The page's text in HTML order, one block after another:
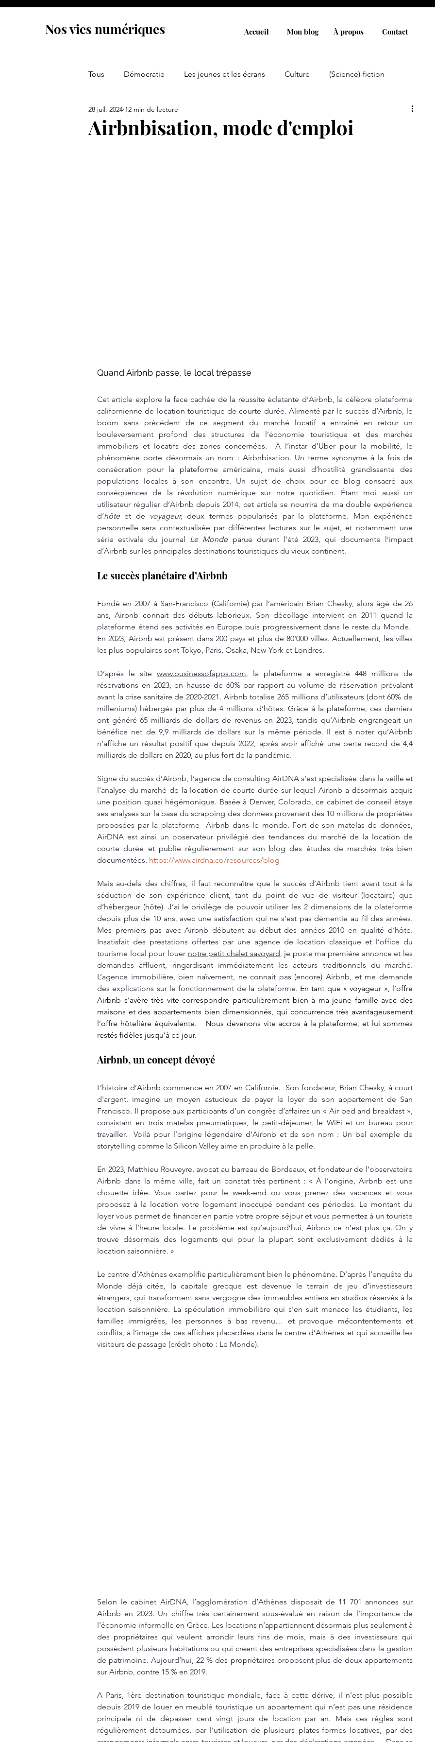
Nos vies numériques Accueil Mon blog À propos Contact
Tous Démocratie Les jeunes et les écrans Culture (Science)-fiction
Economie Psychologie
Airbnbisation, mode d'emploi
28 juil. 2024 12 min de lecture
Quand Airbnb passe, le local trépasse
Cet article explore la face cachée de la réussite éclatante d’Airbnb, la célèbre plateforme
californienne de location touristique de courte durée. Alimenté par le succès d’Airbnb, le
boom sans précédent de ce segment du marché locatif a entrainé en retour un
bouleversement profond des structures de l’économie touristique et des marchés
immobiliers et locatifs des zones concernées.  À l’instar d’Uber pour la mobilité, le
phénomène porte désormais un nom : Airbnbisation. Un terme synonyme à la fois de
consécration pour la plateforme américaine, mais aussi d’hostilité grandissante des
populations locales à son encontre. Un sujet de choix pour ce blog consacré aux
conséquences de la révolution numérique sur notre quotidien. Étant moi aussi un
utilisateur régulier d’Airbnb depuis 2014, cet article se nourrira de ma double expérience
d’hôte et de voyageur, deux termes popularisés par la plateforme. Mon expérience
personnelle sera contextualisée par différentes lectures sur le sujet, et notamment une
série estivale du journal Le Monde parue durant l’été 2023, qui documente l’impact
d’Airbnb sur les principales destinations touristiques du vieux continent.
Le succès planétaire d’Airbnb
Fondé en 2007 à San-Francisco (Californie) par l’américain Brian Chesky, alors âgé de 26
ans, Airbnb connait des débuts laborieux. Son décollage intervient en 2011 quand la
plateforme étend ses activités en Europe puis progressivement dans le reste du Monde.
En 2023, Airbnb est présent dans 200 pays et plus de 80'000 villes. Actuellement, les villes
les plus populaires sont Tokyo, Paris, Osaka, New-York et Londres.
D’après le site www.businessofapps.com, la plateforme a enregistré 448 millions de
réservations en 2023, en hausse de 60% par rapport au volume de réservation prévalant
avant la crise sanitaire de 2020-2021. Airbnb totalise 265 millions d’utilisateurs (dont 60% de
milleniums) hébergés par plus de 4 millions d’hôtes. Grâce à la plateforme, ces derniers
ont généré 65 milliards de dollars de revenus en 2023, tandis qu’Airbnb engrangeait un
bénéfice net de 9,9 milliards de dollars sur la même période. Il est à noter qu’Airbnb
n’affiche un résultat positif que depuis 2022, après avoir affiché une perte record de 4,4
milliards de dollars en 2020, au plus fort de la pandémie.
Signe du succès d’Airbnb, l’agence de consulting AirDNA s’est spécialisée dans la veille et
l’analyse du marché de la location de courte durée sur lequel Airbnb a désormais acquis
une position quasi hégémonique. Basée à Denver, Colorado, ce cabinet de conseil étaye
ses analyses sur la base du scrapping des données provenant des 10 millions de propriétés
proposées par la plateforme  Airbnb dans le monde. Fort de son matelas de données,
AirDNA est ainsi un observateur privilégié des tendances du marché de la location de
courte durée et publie régulièrement sur son blog des études de marchés très bien
documentées. https://www.airdna.co/resources/blog
Mais au-delà des chiffres, il faut reconnaître que le succès d’Airbnb tient avant tout à la
séduction de son expérience client, tant du point de vue de visiteur (locataire) que
d’hébergeur (hôte). J’ai le privilège de pouvoir utiliser les 2 dimensions de la plateforme
depuis plus de 10 ans, avec une satisfaction qui ne s’est pas démentie au fil des années.
Mes premiers pas avec Airbnb débutent au début des années 2010 en qualité d’hôte.
Insatisfait des prestations offertes par une agence de location classique et l’office du
tourisme local pour louer notre petit chalet savoyard, je poste ma première annonce et les
demandes affluent, ringardisant immédiatement les acteurs traditionnels du marché.
L’agence immobilière, bien naïvement, ne connait pas (encore) Airbnb, et me demande
des explications sur le fonctionnement de la plateforme. En tant que « voyageur », l’offre
Airbnb s’avère très vite correspondre particulièrement bien à ma jeune famille avec des
maisons et des appartements bien dimensionnés, qui concurrence très avantageusement
l’offre hôtelière équivalente.   Nous devenons vite accros à la plateforme, et lui sommes
restés fidèles jusqu’à ce jour.
Airbnb, un concept dévoyé
L’histoire d’Airbnb commence en 2007 en Californie.  Son fondateur, Brian Chesky, à court
d'argent, imagine un moyen astucieux de payer le loyer de son appartement de San
Francisco. Il propose aux participants d’un congrès d’affaires un « Air bed and breakfast »,
consistant en trois matelas pneumatiques, le petit-déjeuner, le WiFi et un bureau pour
travailler.  Voilà pour l’origine légendaire d’Airbnb et de son nom : Un bel exemple de
storytelling comme la Silicon Valley aime en produire à la pelle.
En 2023, Matthieu Rouveyre, avocat au barreau de Bordeaux, et fondateur de l’observatoire
Airbnb dans la même ville, fait un constat très pertinent : « À l’origine, Airbnb est une
chouette idée. Vous partez pour le week-end ou vous prenez des vacances et vous
proposez à la location votre logement inoccupé pendant ces périodes. Le montant du
loyer vous permet de financer en partie votre propre séjour et vous permettez à un touriste
de vivre à l’heure locale. Le problème est qu’aujourd’hui, Airbnb ce n’est plus ça. On y
trouve désormais des logements qui pour la plupart sont exclusivement dédiés à la
location saisonnière. »
Le centre d’Athènes exemplifie particulièrement bien le phénomène. D’après l’enquête du
Monde déjà citée, la capitale grecque est devenue le terrain de jeu d’investisseurs
étrangers, qui transforment sans vergogne des immeubles entiers en studios réservés à la
location saisonnière. La spéculation immobilière qui s’en suit menace les étudiants, les
familles immigrées, les personnes à bas revenu… et provoque mécontentements et
conflits, à l’image de ces affiches placardées dans le centre d’Athènes et qui accueille les
visiteurs de passage (crédit photo : Le Monde).
Selon le cabinet AirDNA, l’agglomération d’Athènes disposait de 11 701 annonces sur
Airbnb en 2023. Un chiffre très certainement sous-évalué en raison de l’importance de
l’économie informelle en Grèce. Les locations n’appartiennent désormais plus seulement à
des propriétaires qui veulent arrondir leurs fins de mois, mais à des investisseurs qui
possèdent plusieurs habitations ou qui créent des entreprises spécialisées dans la gestion
de patrimoine. Aujourd’hui, 22 % des propriétaires proposent plus de deux appartements
sur Airbnb, contre 15 % en 2019.
A Paris, 1ère destination touristique mondiale, face à cette dérive, il n’est plus possible
depuis 2019 de louer en meublé touristique un appartement qui n’est pas une résidence
principale ni de dépasser cent vingt jours de location par an. Mais ces règles sont
régulièrement détournées, par l’utilisation de plusieurs plates-formes locatives, par des